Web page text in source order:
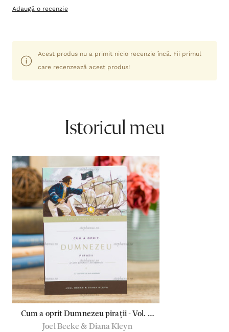
Adaugă o recenzie
Acest produs nu a primit nicio recenzie încă. Fii primul
care recenzează acest produs!
Istoricul meu
Cum a oprit Dumnezeu pirații - Vol. 2,
Seria: Zidește pe stâncă!
Joel Beeke & Diana Kleyn